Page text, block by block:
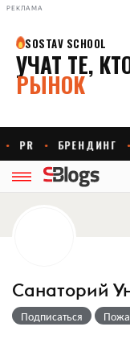
РЕКЛАМА
Санаторий
Подписаться